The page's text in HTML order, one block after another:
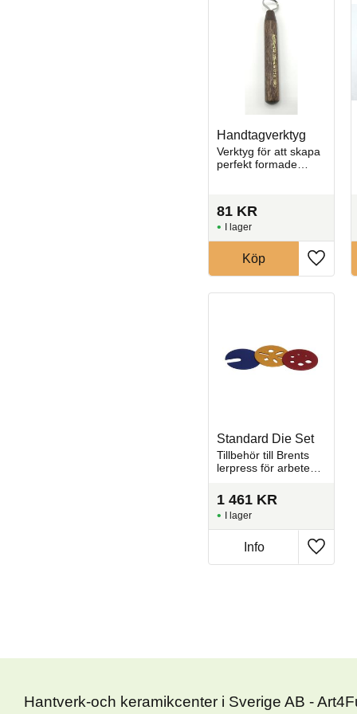
Handtagverktyg
Verktyg för att skapa
perfekt formade
föremål.
81 KR
Lägg
I lager
Köp
Standard Die Set
Tillbehör till Brents
lerpress​ för arbete
former, handtag,
dekorelement eller
ihåliga
konstruktioner.​
1 461 KR
Lägg
I lager
Info
Hantverk-och keramikcenter i Sverige AB -